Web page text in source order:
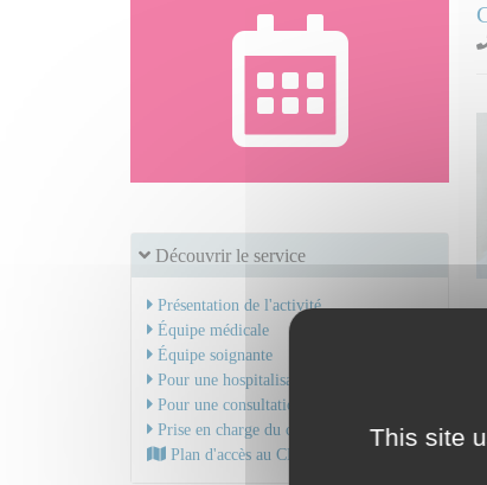
Découvrir le service
Présentation de l'activité
Équipe médicale
Équipe soignante
Pour une hospitalisation
Pour une consultation
Prise en charge du cancer
Plan d'accès au CHU
This site